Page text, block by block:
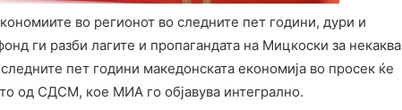
во регионот во следните пет години, дури и
ги разби лагите и пропагандата на Мицкоски за некаква
пет години македонската економија во просек ќе
од СДСМ, кое МИА го објавува интегрално.